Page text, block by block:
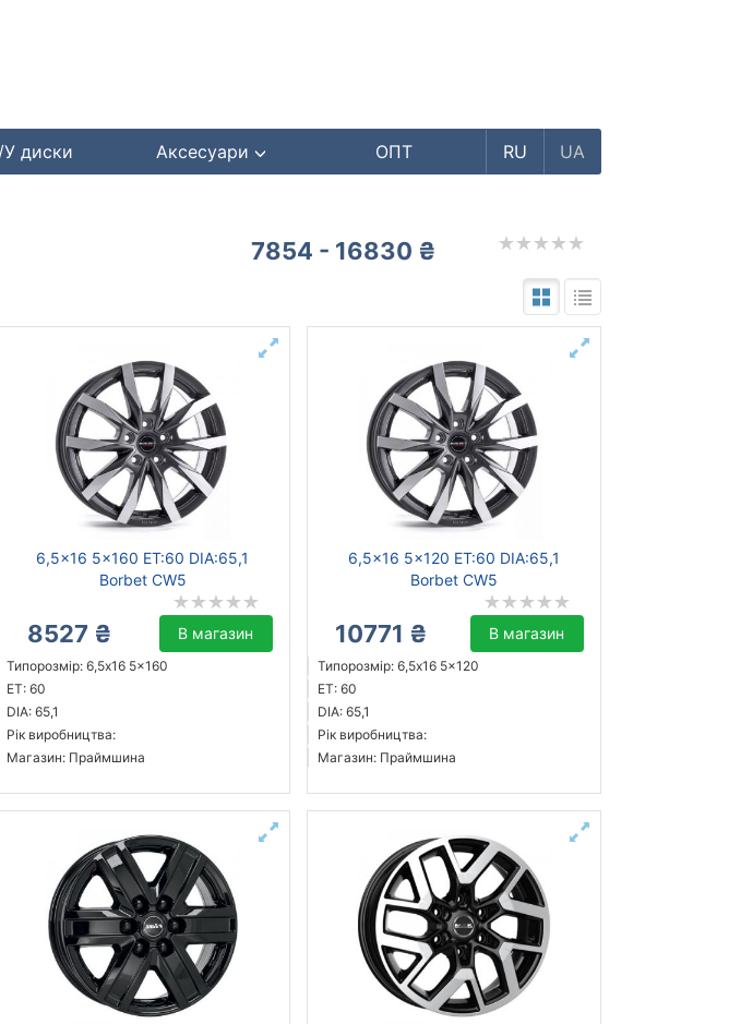
диски Аксесуари ОПТ RU UA
7854 - 16830 ₴
6,5x16 5x160 ET:60 DIA:65,1
Borbet CW5
8527 ₴ В магазин
Типорозмір: 6,5x16 5x160
ET: 60
DIA: 65,1
Рік виробництва:
Магазин: Праймшина
6,5x16 5x120 ET:60 DIA:65,1
Borbet CW5
10771 ₴ В магазин
Типорозмір: 6,5x16 5x120
ET: 60
DIA: 65,1
Рік виробництва:
Магазин: Праймшина